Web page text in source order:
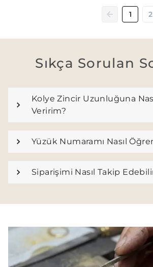
1 2
Sıkça Sorulan
Kolye Zincir Uzunluğuna
Veririm?
Yüzük Numaramı Nasıl
Siparişimi Nasıl Takip